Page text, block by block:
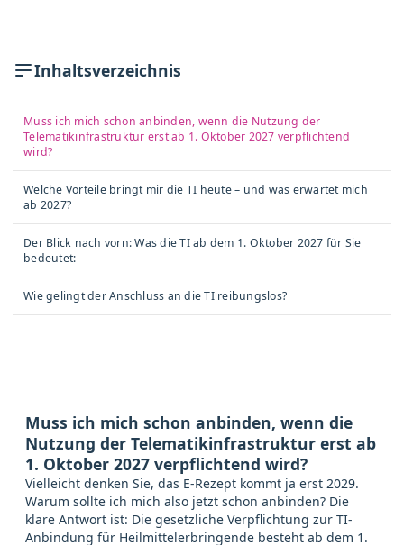
Inhaltsverzeichnis
Muss ich mich schon anbinden, wenn die Nutzung der
Telematikinfrastruktur erst ab 1. Oktober 2027 verpflichtend
wird?
Welche Vorteile bringt mir die TI heute – und was erwartet mich
ab 2027?
Der Blick nach vorn: Was die TI ab dem 1. Oktober 2027 für Sie
bedeutet:
Wie gelingt der Anschluss an die TI reibungslos?
Muss ich mich schon anbinden, wenn die
Nutzung der Telematikinfrastruktur erst ab
1. Oktober 2027 verpflichtend wird?
Vielleicht denken Sie, das E-Rezept kommt ja erst 2029.
Warum sollte ich mich also jetzt schon anbinden? Die
klare Antwort ist: Die gesetzliche Verpflichtung zur TI-
Anbindung für Heilmittelerbringende besteht ab dem 1.